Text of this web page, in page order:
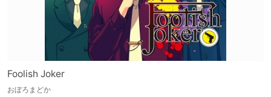
Foolish Joker
おぼろまどか